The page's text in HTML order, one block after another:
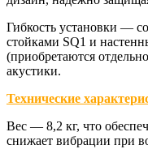
Гибкость установки —
стойками SQ1 и
(приобретаются
акустики.
Технические
Вес — 8,2 кг, что
снижает вибрации при